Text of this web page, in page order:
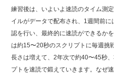
練習後は、いよいよ速読のタイム測
イルがデータで配布され、1週間前
認を行い、最終的に速読ができるか
は約15〜20秒のスクリプトに毎週挑
長さは増えて、2年次で約40〜45秒
プトを速読で鍛えていきます。なぜ